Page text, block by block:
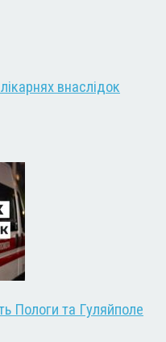
внаслідок
Пологи та Гуляйполе